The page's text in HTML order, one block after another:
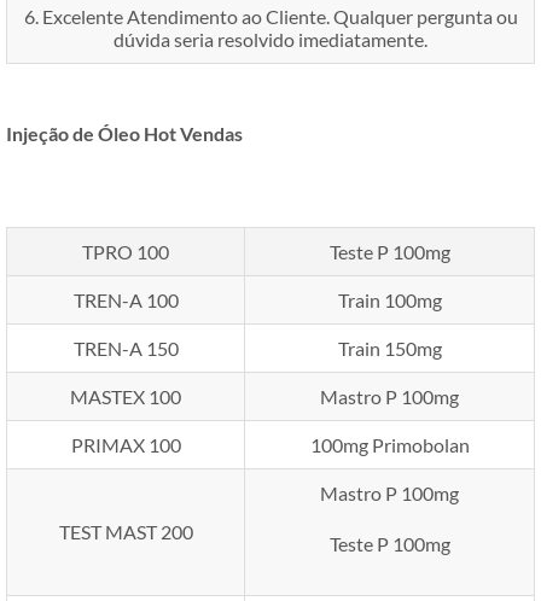
6. Excelente Atendimento ao Cliente. Qualquer pergunta ou
dúvida seria resolvido imediatamente.
Injeção de Óleo Hot Vendas
TPRO 100 Teste P 100mg
TREN-A 100 Train 100mg
TREN-A 150 Train 150mg
MASTEX 100 Mastro P 100mg
PRIMAX 100 100mg Primobolan
TEST MAST 200
Mastro P 100mg
Teste P 100mg